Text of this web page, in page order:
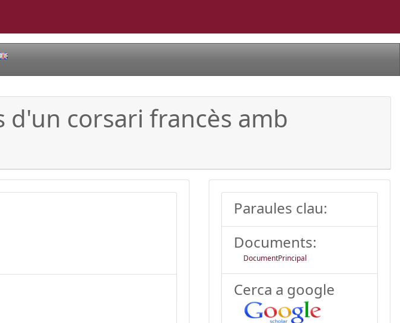
d'un corsari francès amb
Paraules clau:
Documents:
DocumentPrincipal
Cerca a google